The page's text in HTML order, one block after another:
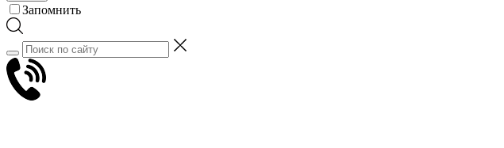
Запомнить